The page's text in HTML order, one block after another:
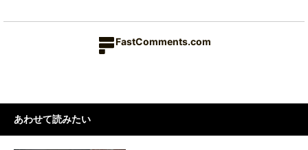
FastComments.com
あわせて読みたい